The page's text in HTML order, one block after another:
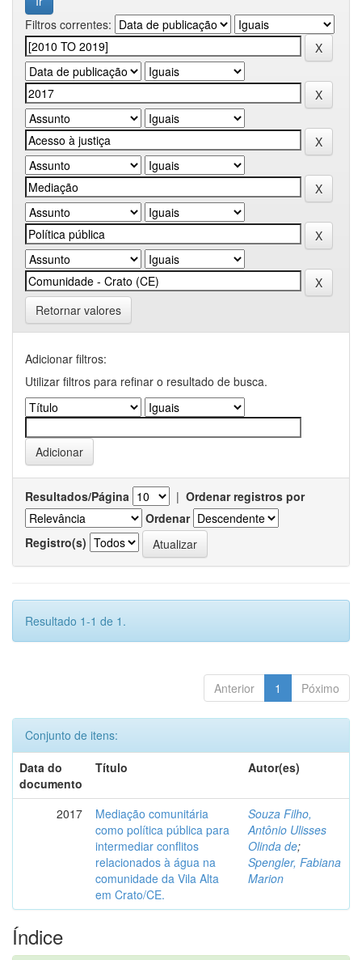
Filtros correntes:
Retornar valores
Adicionar filtros:
Utilizar filtros para refinar o resultado de busca.
Resultados/Página | Ordenar registros por
Ordenar
Registro(s)
Resultado 1-1 de 1.
Anterior 1 Póximo
Conjunto de itens:
Data do
documento
Título Autor(es)
2017
Mediação comunitária
como política pública para
intermediar conflitos
relacionados à água na
comunidade da Vila Alta
em Crato/CE.
Souza Filho,
Antônio Ulisses
Olinda de;
Spengler, Fabiana
Marion
Índice